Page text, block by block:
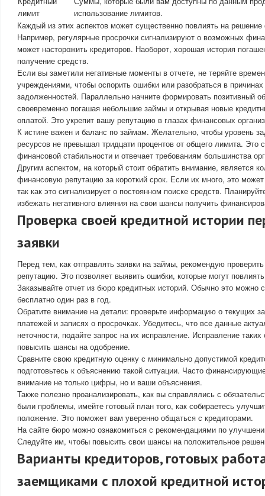
лимит
использование лимитов.
Каждый из этих аспектов может существенно повлиять на
Например, регулярные просрочки сигнализируют о возможных
может насторожить кредиторов. Наоборот, хорошая история
получение средств.
Если вы заметили негативные моменты в отчете, не теряйте
учреждениями, чтобы оспорить ошибки или разобраться в
задолженностей. Параллельно начните формировать позитивный
своевременно погашая небольшие займы и открывая новые
оплатой. Это укрепит вашу репутацию в глазах финансовых
К истине важен и баланс по займам. Желательно, чтобы уровень
ресурсов не превышал тридцати процентов от общего лимита. Это
финансовой стабильности и отвечает требованиям большинства
Другим аспектом, на который стоит обратить внимание, является
финансовую репутацию за короткий срок. Если их много, это
так как это сигнализирует о постоянном поиске средств.
избежать негативного влияния на свои шансы получить
Проверка своей кредитной истории
заявки
Перед тем, как отправлять заявки на займы, рекомендую
репутацию. Это позволяет выявить ошибки, которые могут
Заказывайте отчет из бюро кредитных историй. Обычно это можно
бесплатно один раз в год.
Обратите внимание на детали: проверьте информацию о текущих
платежей и записях о просрочках. Убедитесь, что все данные
неточности, подайте запрос на их исправление. Исправление
повысить шансы на одобрение.
Сравните свою кредитную оценку с минимально допустимой
подготовьтесь к объяснению такой ситуации. Часто
внимание не только цифры, но и ваши объяснения.
Также полезно проанализировать, как вы справлялись с
были проблемы, имейте готовый план того, как собираетесь
положение. Это поможет вам уверенно общаться с кредиторами.
На сайте бюро можно ознакомиться с рекомендациями по
Следуйте им, чтобы повысить свои шансы на положительное
Варианты кредиторов, готовых
заемщиками с плохой кредитной